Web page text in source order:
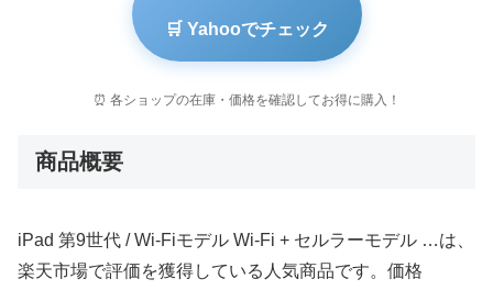
🛒 Yahooでチェック
⏰ 各ショップの在庫・価格を確認してお得に購入！
商品概要
iPad 第9世代 / Wi-Fiモデル Wi-Fi + セルラーモデル …は、
楽天市場で評価を獲得している人気商品です。価格